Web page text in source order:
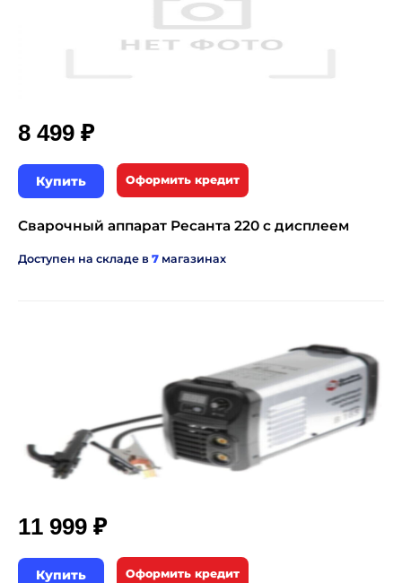
8 499 ₽
Купить Оформить кредит
Сварочный аппарат Ресанта 220 с дисплеем
Доступен на складе в 7 магазинах
11 999 ₽
Купить Оформить кредит